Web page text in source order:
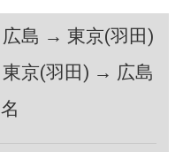
島 → 東京(羽田)
京(羽田) → 広島